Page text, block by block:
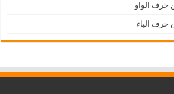
حرف الواو
حرف الياء